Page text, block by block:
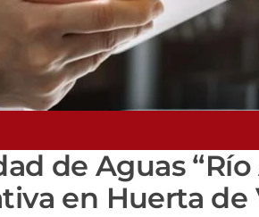
de Aguas
en Huerta de